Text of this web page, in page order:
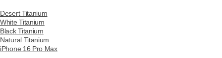
Desert Titanium
White Titanium
Black Titanium
Natural Titanium
iPhone 16 Pro Max